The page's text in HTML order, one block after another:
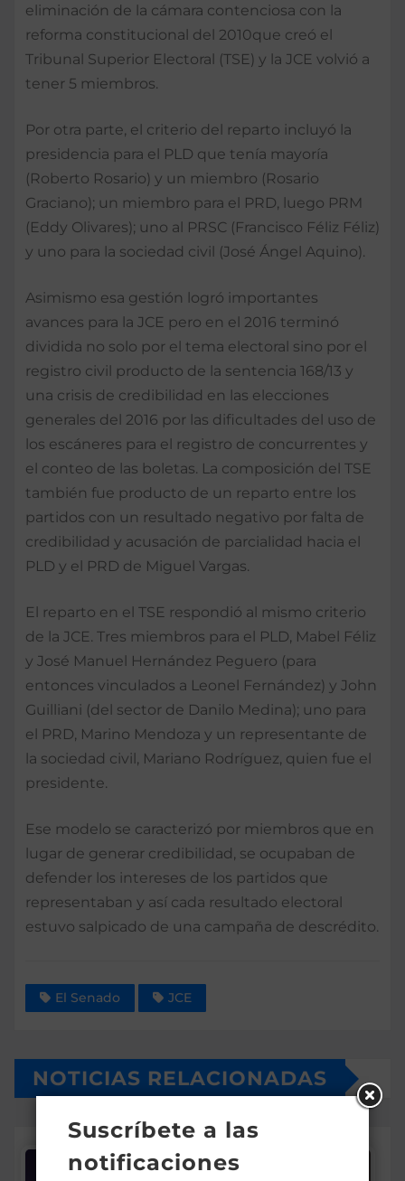
eliminación de la cámara contenciosa con la
reforma constitucional del 2010que creó el
Tribunal Superior Electoral (TSE) y la JCE volvió a
tener 5 miembros.
Por otra parte, el criterio del reparto incluyó la
presidencia para el PLD que tenía mayoría
(Roberto Rosario) y un miembro (Rosario
Graciano); un miembro para el PRD, luego PRM
(Eddy Olivares); uno al PRSC (Francisco Féliz Féliz)
y uno para la sociedad civil (José Ángel Aquino).
Asimismo esa gestión logró importantes
avances para la JCE pero en el 2016 terminó
dividida no solo por el tema electoral sino por el
registro civil producto de la sentencia 168/13 y
una crisis de credibilidad en las elecciones
generales del 2016 por las dificultades del uso de
los escáneres para el registro de concurrentes y
el conteo de las boletas. La composición del TSE
también fue producto de un reparto entre los
partidos con un resultado negativo por falta de
credibilidad y acusación de parcialidad hacia el
PLD y el PRD de Miguel Vargas.
El reparto en el TSE respondió al mismo criterio
de la JCE. Tres miembros para el PLD, Mabel Féliz
y José Manuel Hernández Peguero (para
entonces vinculados a Leonel Fernández) y John
Guilliani (del sector de Danilo Medina); uno para
el PRD, Marino Mendoza y un representante de
la sociedad civil, Mariano Rodríguez, quien fue el
presidente.
Ese modelo se caracterizó por miembros que en
lugar de generar credibilidad, se ocupaban de
defender los intereses de los partidos que
representaban y así cada resultado electoral
estuvo salpicado de una campaña de descrédito.
El Senado JCE
NOTICIAS RELACIONADAS
Suscríbete a las
notificaciones